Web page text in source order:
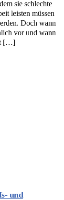
sie schlechte
leisten müssen
Doch wann
vor und wann
[…]
und